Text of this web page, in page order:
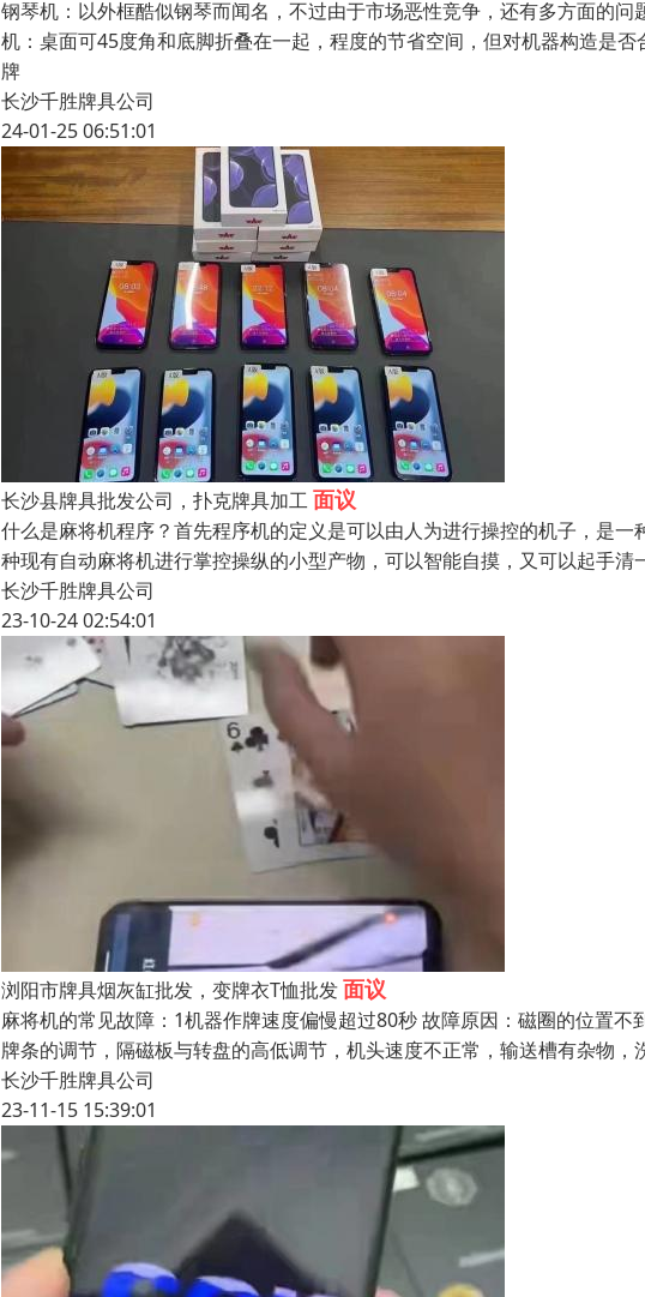
钢琴机：以外框酷似钢琴而闻名，不过由于市场恶性竞争，还有多方面的
机：桌面可45度角和底脚折叠在一起，程度的节省空间，但对机器构造是
牌
长沙千胜牌具公司
24-01-25 06:51:01
长沙县牌具批发公司，扑克牌具加工面议
什么是麻将机程序？首先程序机的定义是可以由人为进行操控的机子，是
种现有自动麻将机进行掌控操纵的小型产物，可以智能自摸，又可以起手
长沙千胜牌具公司
23-10-24 02:54:01
浏阳市牌具烟灰缸批发，变牌衣T恤批发面议
麻将机的常见故障：1机器作牌速度偏慢超过80秒 故障原因：磁圈的位置
牌条的调节，隔磁板与转盘的高低调节，机头速度不正常，输送槽有杂物
长沙千胜牌具公司
23-11-15 15:39:01